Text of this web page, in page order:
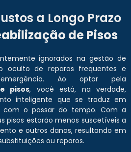
a Longo Prazo
de Pisos
ignorados na gestão de
oculto de reparos frequentes e
Ao optar pela
pisos, você está, na verdade,
inteligente que se traduz em
com o passar do tempo. Com a
pisos estarão menos suscetíveis a
e outros danos, resultando em
ou reparos.